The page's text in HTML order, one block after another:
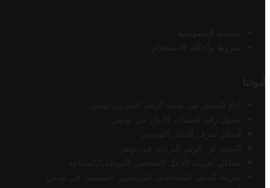
سياسة الخصوصية
شروط وأحكام الاستخدام
أدواتنا
أداة التحقق من صحة الرقم الضريبي تونس
محول رقم الحساب الآيبان في تونس
أسعار صرف الدينار التونسي
البحث عن الرمز البريدي في تونس
محاكي ضريبة الدخل الشخصي للموظف/المتقاعد
ضريبة الدخل للمتقاعدين الفرنسيين المقيمين في تونس